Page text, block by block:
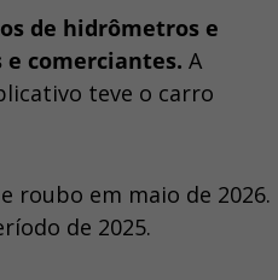
de hidrômetros e
comerciantes. A
teve o carro
roubo em maio de 2026.
de 2025.